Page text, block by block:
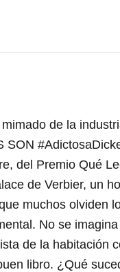
de la
del Premio Qué
de Verbier, un
muchos olviden
No se
de la habitación
libro. ¿Qué